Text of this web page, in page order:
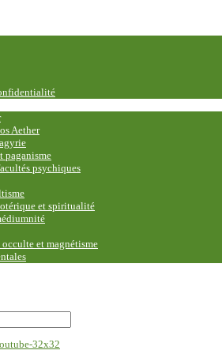
Aether
paganisme
psychiques
et spiritualité
et magnétisme